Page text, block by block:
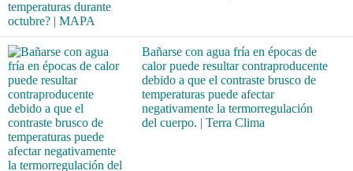
Bañarse con agua fría en épocas de
calor puede resultar contraproducente
debido a que el contraste brusco de
temperaturas puede afectar
negativamente la termorregulación
del cuerpo. | Terra Clima